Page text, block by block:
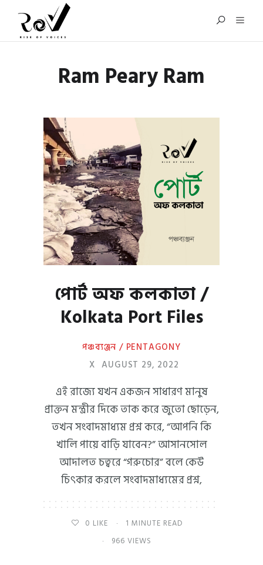
Ram Peary Ram
পোর্ট অফ কলকাতা /
Kolkata Port Files
পঞ্চব্যঞ্জন / PENTAGONY
X AUGUST 29, 2022
এই রাজ্যে যখন একজন সাধারণ মানুষ
প্রাক্তন মন্ত্রীর দিকে তাক করে জুতো ছোড়েন,
তখন সংবাদমাধ্যম প্রশ্ন করে, “আপনি কি
খালি পায়ে বাড়ি যাবেন?” আসানসোল
আদালত চত্বরে “গরুচোর” বলে কেউ
চিৎকার করলে সংবাদমাধ্যমের প্রশ্ন,
0 LIKE
1 MINUTE READ
966 VIEWS